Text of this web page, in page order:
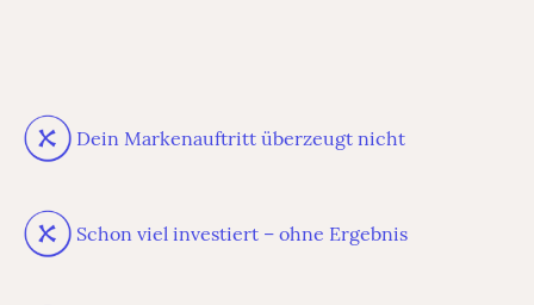
Dein Markenauftritt überzeugt nicht
Schon viel investiert – ohne Ergebnis